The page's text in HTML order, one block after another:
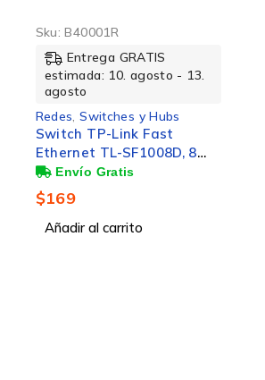
Sku:B40001R
Entrega GRATIS
estimada: 10. agosto - 13.
agosto
Redes ,Switches y Hubs
Switch TP-Link Fast
Ethernet TL-SF1008D, 8
Puertos 10/100Mbps,
1.6Gbit/s, 1000 Entradas –
No Administrable
$169
Añadir al carrito